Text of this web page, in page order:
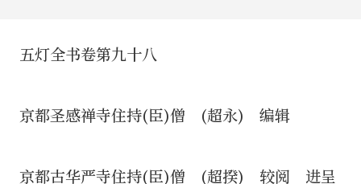
五灯全书卷第九十八
京都圣感禅寺住持(臣)僧 (超永) 编辑
京都古华严寺住持(臣)僧 (超揆) 较阅 进呈